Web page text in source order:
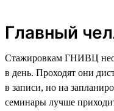
Главный
Стажировкам ГНИВЦ
в день. Проходят они
в записи, но на
семинары лучше